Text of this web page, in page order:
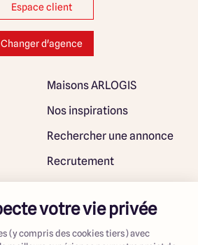
Espace client
Changer d'agence
Maisons ARLOGIS
Nos inspirations
Rechercher une annonce
Recrutement